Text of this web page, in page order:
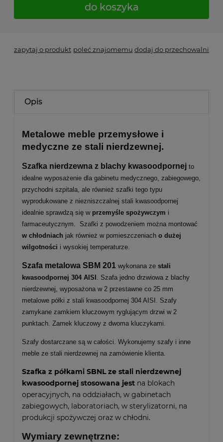
do koszyka
zapytaj o produkt poleć znajomemu dodaj do przechowalni
Opis
Metalowe meble przemysłowe i
medyczne ze stali nierdzewnej.
Szafka nierdzewna z blachy kwasoodpornej to
idealne wyposażenie dla gabinetu medycznego, zabiegowego,
przychodni szpitala, ale również szafki tego typu
wyprodukowane z niezniszczalnej stali kwasoodpornej
idealnie sprawdzą się w przemyśle spożywczym i
farmaceutycznym. Szafki z powodzeniem można montować
w chłodniach jak również w pomieszczeniach o dużej
wilgotności i wysokiej temperaturze.
Szafa metalowa SBM 201 wykonana ze stali
kwasoodpornej 304 AISI . Szafa jedno drzwiowa z blachy
nierdzewnej, wyposażona w 2 przestawne co 25 mm
metalowe półki z stali kwasoodpornej 304 AISI. Szafy
zamykane zamkiem kluczowym ryglującym drzwi w 2
punktach. Zamek kluczowy z dwoma kluczykami.
Szafy dostarczane są w całości. Wykonujemy szafy i inne
meble ze stali nierdzewnej na zamówienie klienta.
Szafka z półkami SBNL ze stali nierdzewnej
kwasoodpornej stosowana jest na blokach
operacyjnych, na oddziałach, w gabinetach
zabiegowych, laboratoriach, w sterylizatorni, na
produkcji spożywczej oraz w chłodni.
Wymiary zewnętrzne: